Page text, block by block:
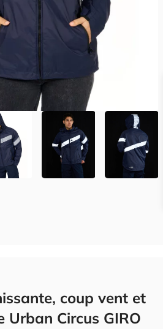
agrandir.
coup vent et
Urban Circus GIRO